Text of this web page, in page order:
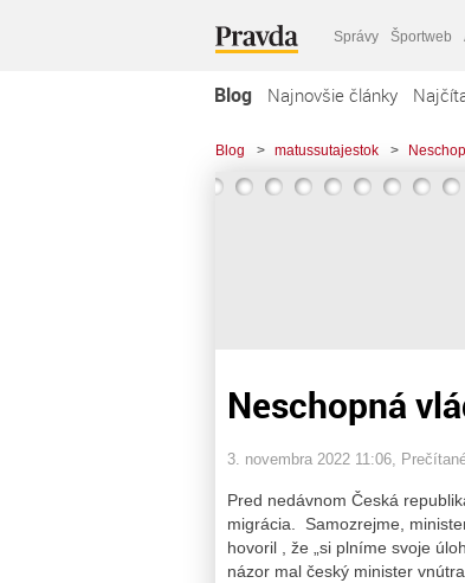
Správy Športweb
Blog Najnovšie články
Blog > matussutajestok >
Neschopná
3. novembra 2022 11:06 ,
Pred nedávnom Česká
migrácia. Samozrejme,
hovoril , že „si plníme svoje
názor mal český minister